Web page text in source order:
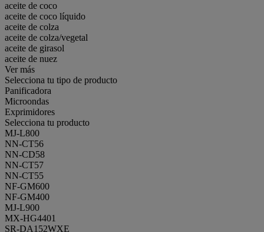
aceite de coco
aceite de coco líquido
aceite de colza
aceite de colza/vegetal
aceite de girasol
aceite de nuez
Ver más
Selecciona tu tipo de producto
Panificadora
Microondas
Exprimidores
Selecciona tu producto
MJ-L800
NN-CT56
NN-CD58
NN-CT57
NN-CT55
NF-GM600
NF-GM400
MJ-L900
MX-HG4401
SR-DA152WXE